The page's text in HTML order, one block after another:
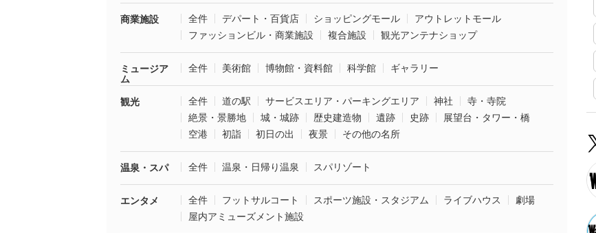
商業施設 全件 デパート・百貨店 ショッピングモール
アウトレットモール
ファッションビル・商業施設
複合施設 観光アンテナショップ
ミュージア
ム
全件 美術館 博物館・資料館 科学館 ギャラリー
観光 全件 道の駅 サービスエリア・パーキングエリア 神社
寺・寺院
絶景・景勝地
城・城跡 歴史建造物 遺跡 史跡
展望台・タワー・橋
空港
初詣 初日の出 夜景 その他の名所
温泉・スパ 全件 温泉・日帰り温泉 スパリゾート
エンタメ 全件 フットサルコート スポーツ施設・スタジアム ライブハウス
劇場
屋内アミューズメント施設